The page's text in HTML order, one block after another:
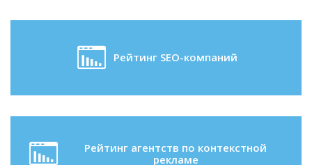
Рейтинг SEO-компаний
Рейтинг агентств по контекстной
рекламе